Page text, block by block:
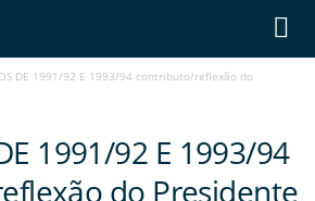
DE 1991/92 E 1993/94 contributo/reflexão do
1991/92 E 1993/94
do Presidente